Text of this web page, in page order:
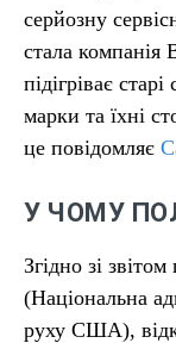
серйозну
стала компанія
підігріває
марки та їхні
це повідомляє
У ЧОМУ
Згідно зі
(Національна
руху США),